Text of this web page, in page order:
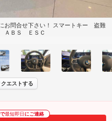
お問合せ下さい！ スマートキー 盗難
ＡＢＳ ＥＳＣ
エストする
最短即日 にご連絡